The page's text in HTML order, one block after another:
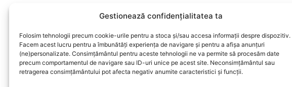
Gestionează confidențialitatea ta
Folosim tehnologii precum cookie-urile pentru a stoca și/sau accesa informații despre dispozitiv.
Facem acest lucru pentru a îmbunătăți experiența de navigare și pentru a afișa anunțuri
(ne)personalizate. Consimțământul pentru aceste tehnologii ne va permite să procesăm date
precum comportamentul de navigare sau ID-uri unice pe acest site. Neconsimțământul sau
retragerea consimțământului pot afecta negativ anumite caracteristici și funcții.